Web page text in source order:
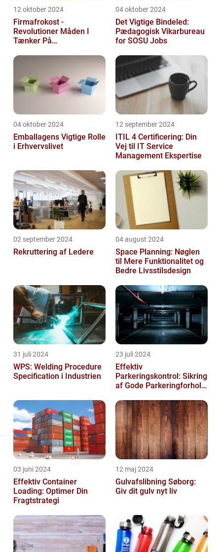
12 oktober 2024
Firmafrokost -
Revolutioner Måden I
Tænker På
04 oktober 2024
Det Vigtige Bindeled:
Pædagogisk Vikarbureau
for SOSU Jobs
04 oktober 2024
Emballagens Vigtige Rolle
i Erhvervslivet
12 september 2024
ITIL 4 Certificering: Din
Vej til IT Service
Management Ekspertise
02 september 2024
Rekruttering af Ledere
04 august 2024
Space Planning: Nøglen
til Mere Funktionalitet og
Bedre Livsstilsdesign
31 juli 2024
WPS: Welding Procedure
Specification i Industrien
23 juli 2024
Effektiv
Parkeringskontrol: Sikring
af Gode Parkeringforhold
03 juni 2024
Effektiv Container
Loading: Optimer Din
Fragtstrategi
12 maj 2024
Gulvafslibning Søborg:
Giv dit gulv nyt liv